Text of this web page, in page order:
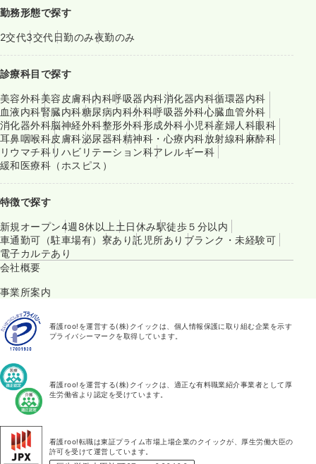
勤務形態で探す
2交代3交代日勤のみ夜勤のみ
診療科目で探す
美容外科美容皮膚科内科呼吸器内科消化器内科循環器内科
血液内科腎臓内科糖尿病内科外科呼吸器外科心臓血管外科
消化器外科脳神経外科整形外科形成外科小児科産婦人科眼科
耳鼻咽喉科皮膚科泌尿器科精神科・心療内科放射線科麻酔科
リウマチ科リハビリテーション科アレルギー科
緩和医療科（ホスピス）
特徴で探す
新規オープン4週8休以上 土日休み駅徒歩５分以内
車通勤可（駐車場有） 寮あり託児所あり ブランク・未経験可
電子カルテあり
会社概要
事業所案内
看護roo!を運営する(株)クイックは、個人情報保護に取り組む企業を示す
プライバシーマークを取得しています。
看護roo!を運営する(株)クイックは、適正な有料職業紹介事業者として厚
生労働省より認定を受けています。
看護roo!転職は東証プライム市場上場企業のクイックが、厚生労働大臣の
許可を受けて運営しています。